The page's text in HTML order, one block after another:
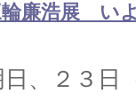
廉浩展 い
日、２３日